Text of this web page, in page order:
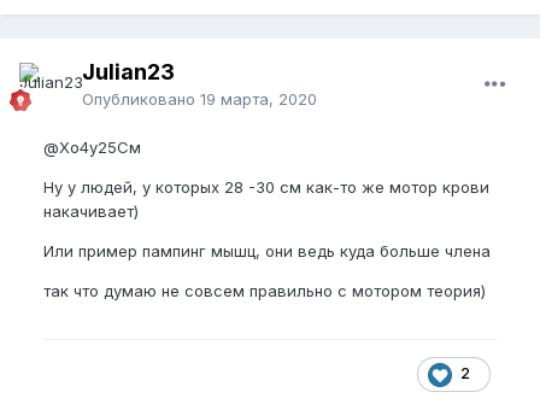
через 3 дня после начала нупа уменьшается то это
По поводу пропажи эрекции, искревления пч,
ничего из этого у меня нет, потому что я делал все
по уму и скептически относился к странным
травмирование пениса чем на увеличение, такие
например как всякие там изгибы, веревки и
прочее. Сейчас мой член выглядит внушительно,
играет много причин, и нуп одна из них
Julian23
Опубликовано 19 марта, 2020
@Хо4у25См
Ну у людей, у которых 28 -30 см как-то же мотор крови
накачивает)
Или пример пампинг мышц, они ведь куда больше члена
так что думаю не совсем правильно с мотором теория)
2